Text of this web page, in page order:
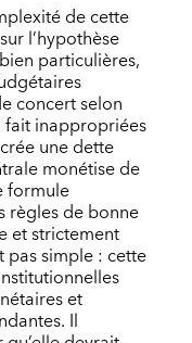
de cette
l’hypothèse
particulières,
concert selon
inappropriées
une dette
monétise de
formule
règles de bonne
et strictement
pas simple : cette
et
Il